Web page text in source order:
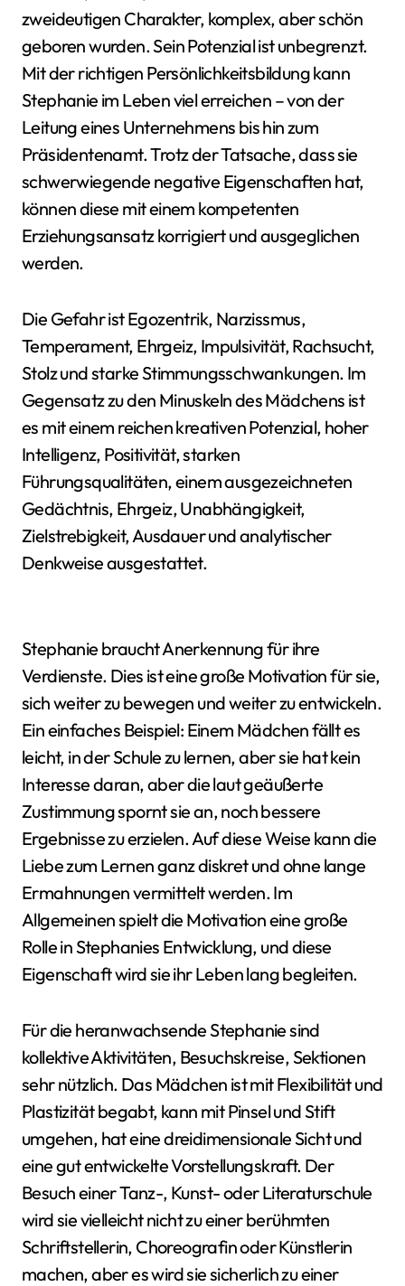
zweideutigen Charakter, komplex, aber schön
geboren wurden. Sein Potenzial ist unbegrenzt.
Mit der richtigen Persönlichkeitsbildung kann
Stephanie im Leben viel erreichen – von der
Leitung eines Unternehmens bis hin zum
Präsidentenamt. Trotz der Tatsache, dass sie
schwerwiegende negative Eigenschaften hat,
können diese mit einem kompetenten
Erziehungsansatz korrigiert und ausgeglichen
werden.
Die Gefahr ist Egozentrik, Narzissmus,
Temperament, Ehrgeiz, Impulsivität, Rachsucht,
Stolz und starke Stimmungsschwankungen. Im
Gegensatz zu den Minuskeln des Mädchens ist
es mit einem reichen kreativen Potenzial, hoher
Intelligenz, Positivität, starken
Führungsqualitäten, einem ausgezeichneten
Gedächtnis, Ehrgeiz, Unabhängigkeit,
Zielstrebigkeit, Ausdauer und analytischer
Denkweise ausgestattet.
Stephanie braucht Anerkennung für ihre
Verdienste. Dies ist eine große Motivation für sie,
sich weiter zu bewegen und weiter zu entwickeln.
Ein einfaches Beispiel: Einem Mädchen fällt es
leicht, in der Schule zu lernen, aber sie hat kein
Interesse daran, aber die laut geäußerte
Zustimmung spornt sie an, noch bessere
Ergebnisse zu erzielen. Auf diese Weise kann die
Liebe zum Lernen ganz diskret und ohne lange
Ermahnungen vermittelt werden. Im
Allgemeinen spielt die Motivation eine große
Rolle in Stephanies Entwicklung, und diese
Eigenschaft wird sie ihr Leben lang begleiten.
Für die heranwachsende Stephanie sind
kollektive Aktivitäten, Besuchskreise, Sektionen
sehr nützlich. Das Mädchen ist mit Flexibilität und
Plastizität begabt, kann mit Pinsel und Stift
umgehen, hat eine dreidimensionale Sicht und
eine gut entwickelte Vorstellungskraft. Der
Besuch einer Tanz-, Kunst- oder Literaturschule
wird sie vielleicht nicht zu einer berühmten
Schriftstellerin, Choreografin oder Künstlerin
machen, aber es wird sie sicherlich zu einer